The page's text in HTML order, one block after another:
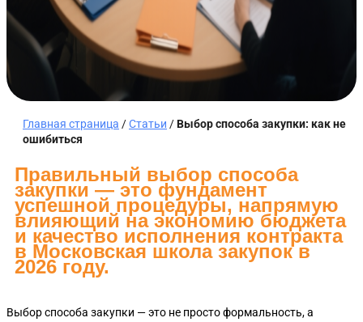
Главная страница /Статьи /Выбор способа закупки: как не
ошибиться
Правильный выбор способа
закупки — это фундамент
успешной процедуры, напрямую
влияющий на экономию бюджета
и качество исполнения контракта
в Московская школа закупок в
2026 году.
Выбор способа закупки — это не просто формальность, а